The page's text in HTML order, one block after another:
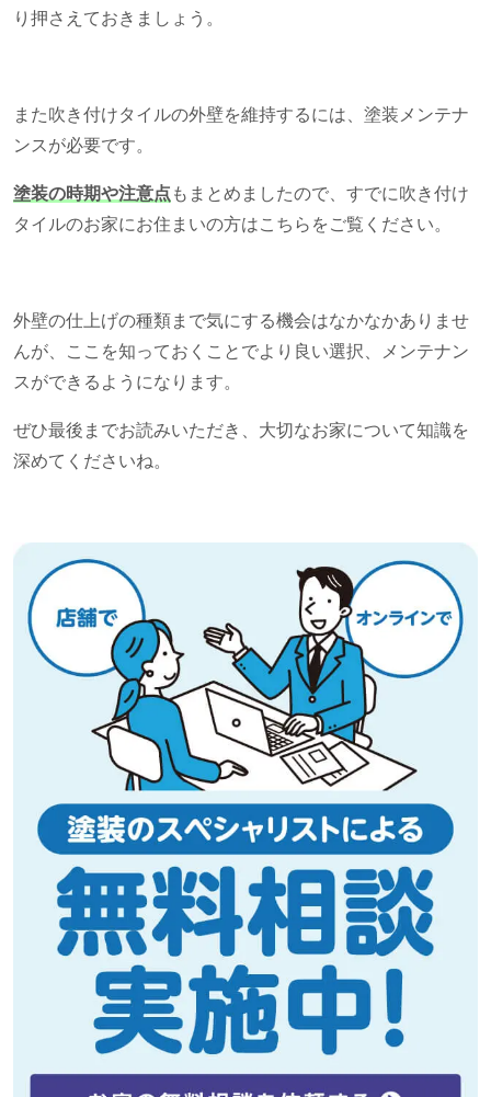
り押さえておきましょう。
また吹き付けタイルの外壁を維持するには、塗装メンテナ
ンスが必要です。
塗装の時期や注意点 もまとめましたので、すでに吹き付け
タイルのお家にお住まいの方はこちらをご覧ください。
外壁の仕上げの種類まで気にする機会はなかなかありませ
んが、ここを知っておくことでより良い選択、メンテナン
スができるようになります。
ぜひ最後までお読みいただき、大切なお家について知識を
深めてくださいね。